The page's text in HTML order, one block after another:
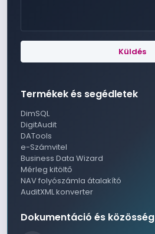
Küldés
Termékek és segédletek
DimSQL
DigitAudit
DATools
e-Számvitel
Business Data Wizard
Mérleg kitöltő
NAV folyószámla átalakító
AuditXML konverter
Dokumentáció és közösség